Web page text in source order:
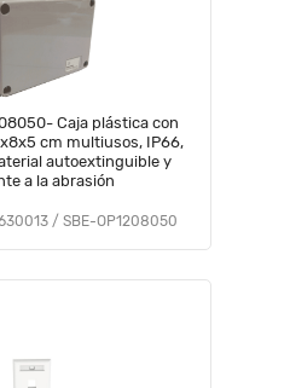
Caja plástica con
cm multiusos, IP66,
autoextinguible y
a la abrasión
/ SBE-OP1208050